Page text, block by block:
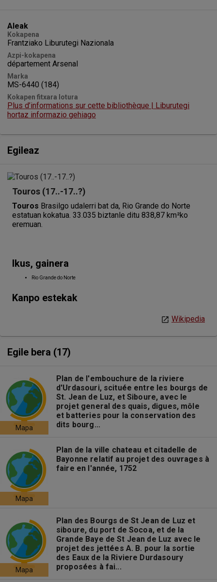
Aleak
Kokapena
Frantziako Liburutegi Nazionala
Azpi-kokapena
département Arsenal
Marka
MS-6440 (184)
Kokapen fitxara lotura
Plus d’informations sur cette bibliothèque | Liburutegi
hortaz informazio gehiago
Egileaz
Touros (17..-17..?)
Touros Brasilgo udalerri bat da, Rio Grande do Norte
estatuan kokatua. 33.035 biztanle ditu 838,87 km²ko
eremuan.
Ikus, gainera
Rio Grande do Norte
Kanpo estekak
Wikipedia
Egile bera (17)
Mapa
Plan de l'embouchure de la riviere
d'Urdasouri, scituée entre les bourgs de
St. Jean de Luz, et Siboure, avec le
projet general des quais, digues, môle
et batteries pour la conservation des
dits bourg...
Mapa
Plan de la ville chateau et citadelle de
Bayonne relatif au projet des ouvrages à
faire en l'année, 1752
Mapa
Plan des Bourgs de St Jean de Luz et
siboure, du port de Socoa, et de la
Grande Baye de St Jean de Luz avec le
projet des jettées A. B. pour la sortie
des Eaux de la Riviere Durdasoury
proposées à fai...